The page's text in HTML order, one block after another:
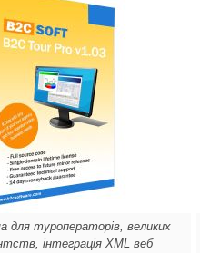
для туроператорів, великих
інтеграція XML веб